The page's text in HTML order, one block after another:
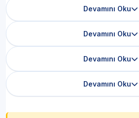
Devamını Oku
Devamını Oku
Devamını Oku
Devamını Oku